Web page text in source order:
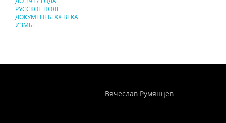
РУССКОЕ ПОЛЕ
ДОКУМЕНТЫ XX ВЕКА
ИЗМЫ
Вячеслав Румянцев